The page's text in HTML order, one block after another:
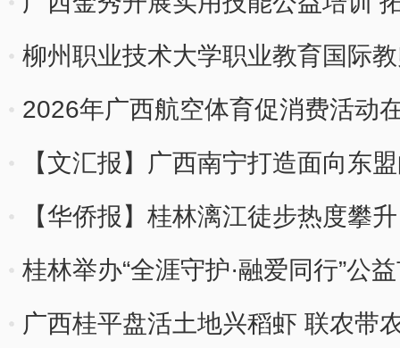
柳州职业技术大学职业教育国际
2026年广西航空体育促消费活动
【文汇报】广西南宁打造面向东
【华侨报】桂林漓江徒步热度攀
桂林举办“全涯守护·融爱同行”公
广西桂平盘活土地兴稻虾 联农带